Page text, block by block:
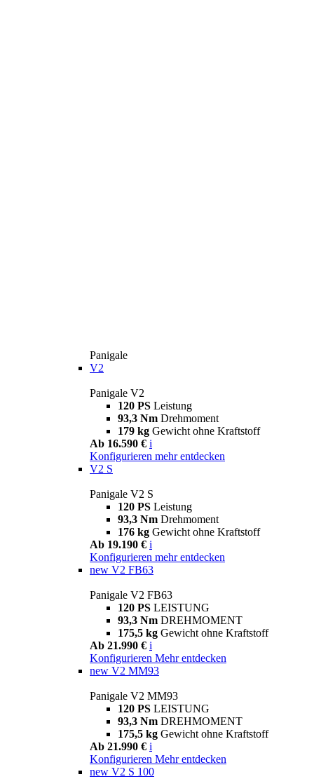
Panigale
V2
Panigale V2
120 PS Leistung
93,3 Nm Drehmoment
179 kg Gewicht ohne Kraftstoff
Ab 16.590 € i
Konfigurieren mehr entdecken
V2 S
Panigale V2 S
120 PS Leistung
93,3 Nm Drehmoment
176 kg Gewicht ohne Kraftstoff
Ab 19.190 € i
Konfigurieren mehr entdecken
new V2 FB63
Panigale V2 FB63
120 PS LEISTUNG
93,3 Nm DREHMOMENT
175,5 kg Gewicht ohne Kraftstoff
Ab 21.990 € i
Konfigurieren Mehr entdecken
new V2 MM93
Panigale V2 MM93
120 PS LEISTUNG
93,3 Nm DREHMOMENT
175,5 kg Gewicht ohne Kraftstoff
Ab 21.990 € i
Konfigurieren Mehr entdecken
new V2 S 100